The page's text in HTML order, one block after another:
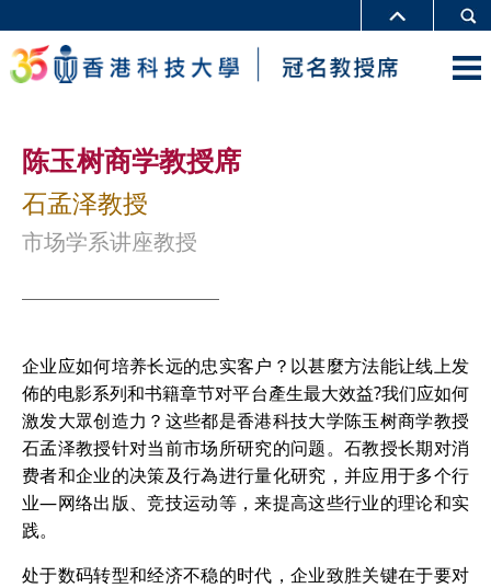
陈玉树商学教授席
石孟泽教授
市场学系讲座教授
企业应如何培养长远的忠实客户？以甚麼方法能让线上发
佈的电影系列和书籍章节对平台產生最大效益?我们应如何
激发大眾创造力？这些都是香港科技大学陈玉树商学教授
石孟泽教授针对当前市场所研究的问题。石教授长期对消
费者和企业的决策及行為进行量化研究，并应用于多个行
业—网络出版、竞技运动等，来提高这些行业的理论和实
践。
处于数码转型和经济不稳的时代，企业致胜关键在于要对